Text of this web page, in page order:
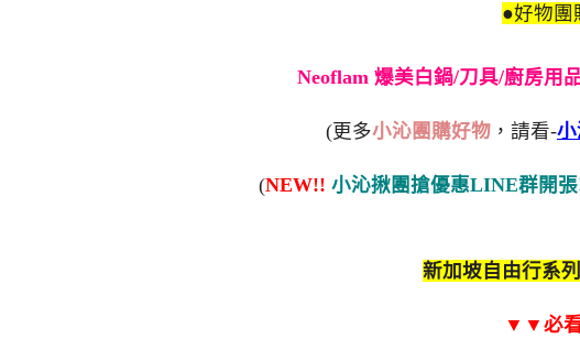
●好物團
Neoflam 爆美白鍋/刀具/廚房用
(更多小沁團購好物 ，請看-
(NEW!! 小沁揪團搶優惠LINE群開
新加坡自由行系
▼▼必